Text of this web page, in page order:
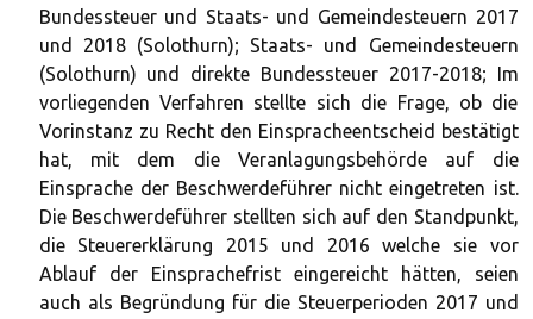
Bundessteuer und Staats- und Gemeindesteuern 2017
und 2018 (Solothurn); Staats- und Gemeindesteuern
(Solothurn) und direkte Bundessteuer 2017-2018; Im
vorliegenden Verfahren stellte sich die Frage, ob die
Vorinstanz zu Recht den Einspracheentscheid bestätigt
hat, mit dem die Veranlagungsbehörde auf die
Einsprache der Beschwerdeführer nicht eingetreten ist.
Die Beschwerdeführer stellten sich auf den Standpunkt,
die Steuererklärung 2015 und 2016 welche sie vor
Ablauf der Einsprachefrist eingereicht hätten, seien
auch als Begründung für die Steuerperioden 2017 und